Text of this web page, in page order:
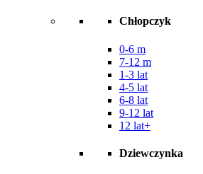
Chłopczyk
0-6 m
7-12 m
1-3 lat
4-5 lat
6-8 lat
9-12 lat
12 lat+
Dziewczynka